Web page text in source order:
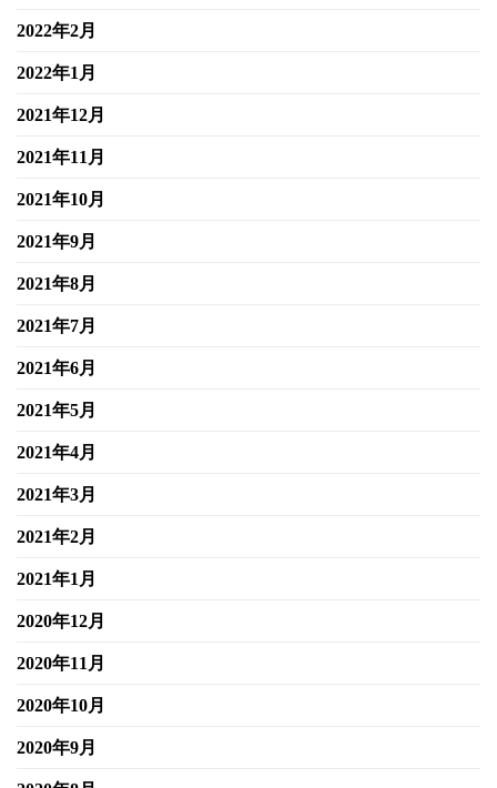
2022年2月
2022年1月
2021年12月
2021年11月
2021年10月
2021年9月
2021年8月
2021年7月
2021年6月
2021年5月
2021年4月
2021年3月
2021年2月
2021年1月
2020年12月
2020年11月
2020年10月
2020年9月